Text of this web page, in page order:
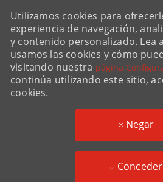
Utilizamos cookies para
experiencia de navegación,
y contenido personalizado. Lea
usamos las cookies y cómo
visitando nuestra página
continúa utilizando este sitio,
cookies.
Negar
Conceder